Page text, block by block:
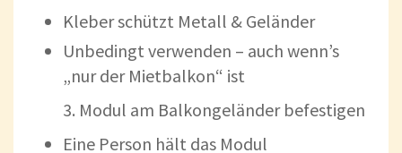
Kleber schützt Metall & Geländer
Unbedingt verwenden – auch wenn’s
„nur der Mietbalkon“ ist
3. Modul am Balkongeländer befestigen
Eine Person hält das Modul